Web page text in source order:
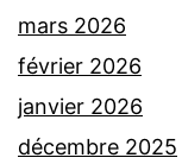
mars 2026
février 2026
janvier 2026
décembre 2025